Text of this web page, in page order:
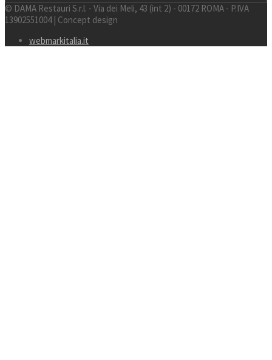
© DAMA Restauri S.r.l. - Via dei Meli, 43 (int 2) - 00172 ROMA - P.IVA
13902551004 | Concept design
webmarkitalia.it